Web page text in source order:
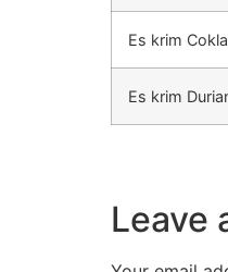
Es krim
Es krim
Leave